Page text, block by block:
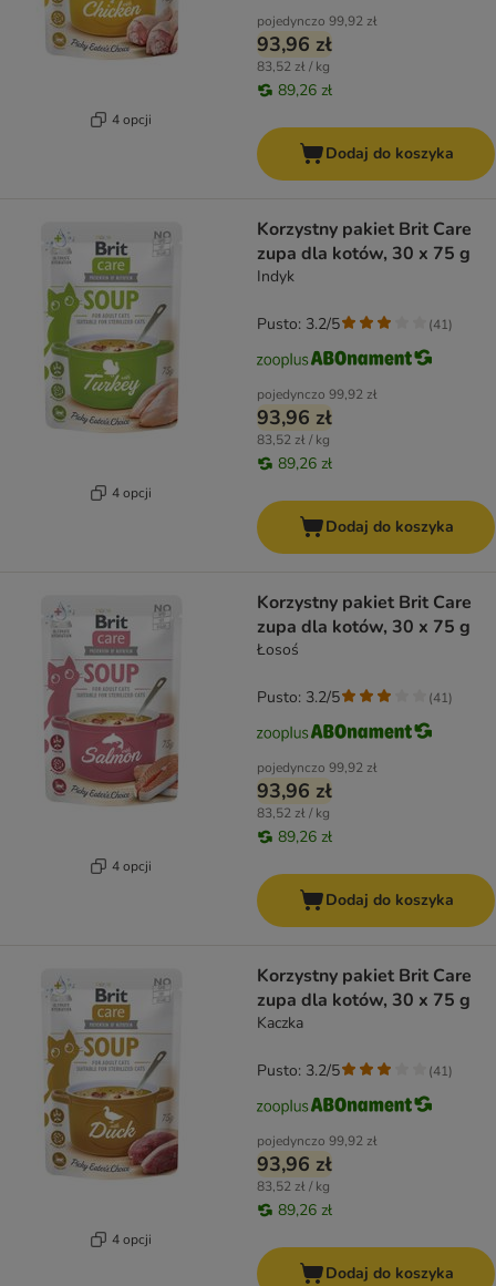
4 opcji
pojedynczo 99,92 zł
93,96 zł
83,52 zł / kg
89,26 zł
Dodaj do koszyka
4 opcji
Korzystny pakiet Brit Care
zupa dla kotów, 30 x 75 g
Indyk
pojedynczo 99,92 zł
93,96 zł
83,52 zł / kg
89,26 zł
Pusto: 3.2/5 (41)
Dodaj do koszyka
4 opcji
Korzystny pakiet Brit Care
zupa dla kotów, 30 x 75 g
Łosoś
pojedynczo 99,92 zł
93,96 zł
83,52 zł / kg
89,26 zł
Pusto: 3.2/5 (41)
Dodaj do koszyka
4 opcji
Korzystny pakiet Brit Care
zupa dla kotów, 30 x 75 g
Kaczka
pojedynczo 99,92 zł
93,96 zł
83,52 zł / kg
89,26 zł
Pusto: 3.2/5 (41)
Dodaj do koszyka